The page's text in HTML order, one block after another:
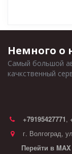
Немного о
Самый большой
качкственный
+79195427771,
г. Волгоград,
Перейти в MAX